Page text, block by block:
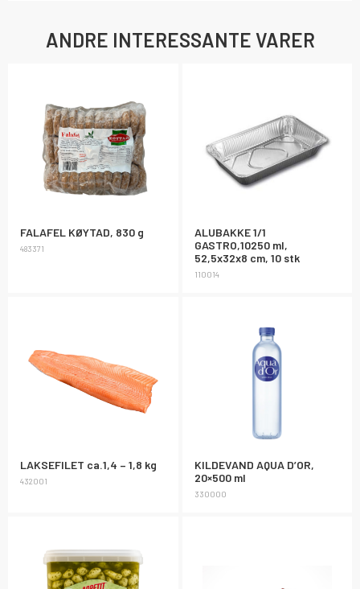
ANDRE INTERESSANTE VARER
FALAFEL KØYTAD, 830 g
483371
ALUBAKKE 1/1
GASTRO,10250 ml,
52,5x32x8 cm, 10 stk
110014
LAKSEFILET ca.1,4 – 1,8 kg
432001
KILDEVAND AQUA D’OR,
20×500 ml
330000